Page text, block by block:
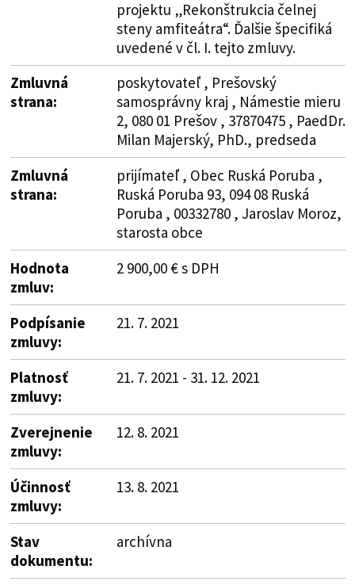
projektu „Rekonštrukcia čelnej
steny amfiteátra“. Ďalšie špecifiká
uvedené v čl. I. tejto zmluvy.
Zmluvná
strana:
poskytovateľ , Prešovský
samosprávny kraj , Námestie mieru
2, 080 01 Prešov , 37870475 , PaedDr.
Milan Majerský, PhD., predseda
Zmluvná
strana:
prijímateľ , Obec Ruská Poruba ,
Ruská Poruba 93, 094 08 Ruská
Poruba , 00332780 , Jaroslav Moroz,
starosta obce
Hodnota
zmluv:
2 900,00 € s DPH
Podpísanie
zmluvy:
21. 7. 2021
Platnosť
zmluvy:
21. 7. 2021 - 31. 12. 2021
Zverejnenie
zmluvy:
12. 8. 2021
Účinnosť
zmluvy:
13. 8. 2021
Stav
dokumentu:
archívna